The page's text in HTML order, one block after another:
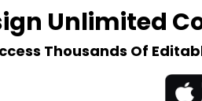
Unlimited
Thousands Of